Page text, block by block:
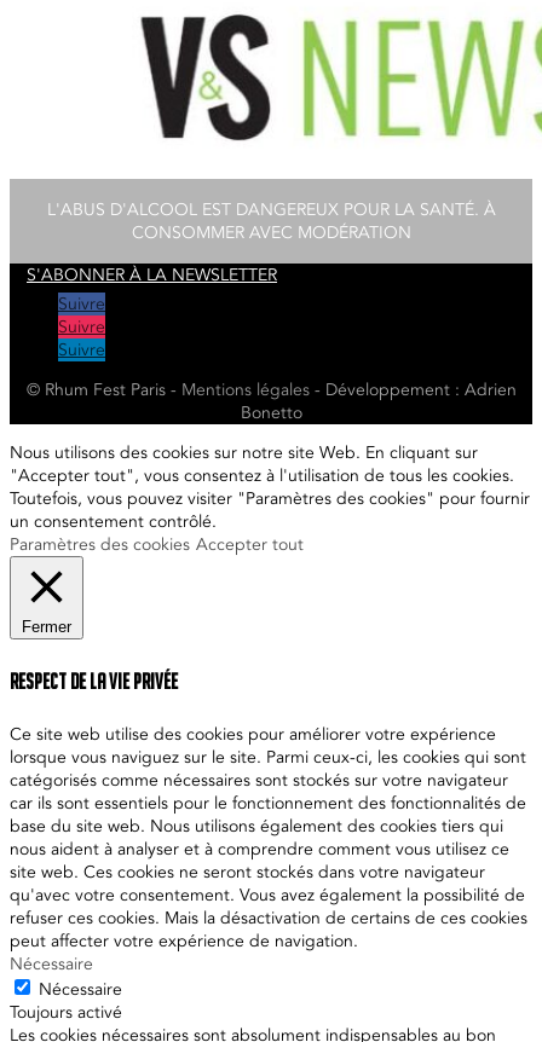
L'ABUS D'ALCOOL EST DANGEREUX POUR LA SANTÉ. À
CONSOMMER AVEC MODÉRATION
S'ABONNER À LA NEWSLETTER
Suivre
Suivre
Suivre
© Rhum Fest Paris - Mentions légales- Développement : Adrien
Bonetto
Nous utilisons des cookies sur notre site Web. En cliquant sur
"Accepter tout", vous consentez à l'utilisation de tous les cookies.
Toutefois, vous pouvez visiter "Paramètres des cookies" pour fournir
un consentement contrôlé.
Paramètres des cookies Accepter tout
Fermer
Respect de la vie privée
Ce site web utilise des cookies pour améliorer votre expérience
lorsque vous naviguez sur le site. Parmi ceux-ci, les cookies qui sont
catégorisés comme nécessaires sont stockés sur votre navigateur
car ils sont essentiels pour le fonctionnement des fonctionnalités de
base du site web. Nous utilisons également des cookies tiers qui
nous aident à analyser et à comprendre comment vous utilisez ce
site web. Ces cookies ne seront stockés dans votre navigateur
qu'avec votre consentement. Vous avez également la possibilité de
refuser ces cookies. Mais la désactivation de certains de ces cookies
peut affecter votre expérience de navigation.
Nécessaire
Nécessaire
Toujours activé
Les cookies nécessaires sont absolument indispensables au bon